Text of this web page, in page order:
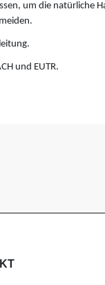
um die natürliche
und EUTR.